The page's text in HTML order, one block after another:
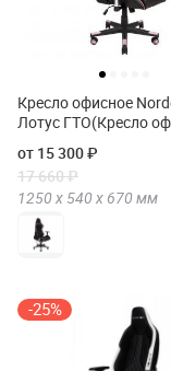
Кресло офисное
Лотус ГТО(Кресло
от 15 300 ₽
17 660 ₽
1250 х 540 х 670 мм
-25%